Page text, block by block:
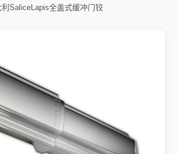
利SaliceLapis全盖式缓冲门铰